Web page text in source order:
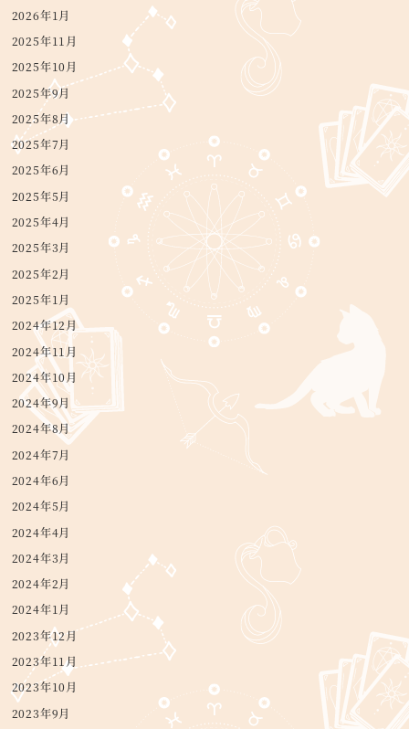
2026年1月
2025年11月
2025年10月
2025年9月
2025年8月
2025年7月
2025年6月
2025年5月
2025年4月
2025年3月
2025年2月
2025年1月
2024年12月
2024年11月
2024年10月
2024年9月
2024年8月
2024年7月
2024年6月
2024年5月
2024年4月
2024年3月
2024年2月
2024年1月
2023年12月
2023年11月
2023年10月
2023年9月